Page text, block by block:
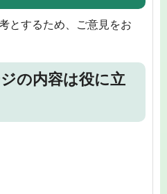
とするため、ご意見をお
の内容は役に立